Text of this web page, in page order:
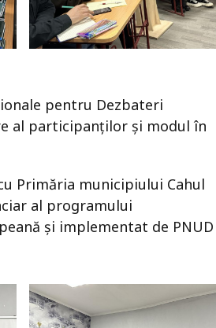
pentru Dezbateri
al participanților și modul în
Primăria municipiului Cahul
al programului
și implementat de PNUD